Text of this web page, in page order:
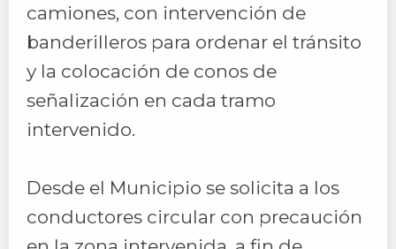
camiones, con intervención de
banderilleros para ordenar el tránsito
y la colocación de conos de
señalización en cada tramo
intervenido.
Desde el Municipio se solicita a los
conductores circular con precaución